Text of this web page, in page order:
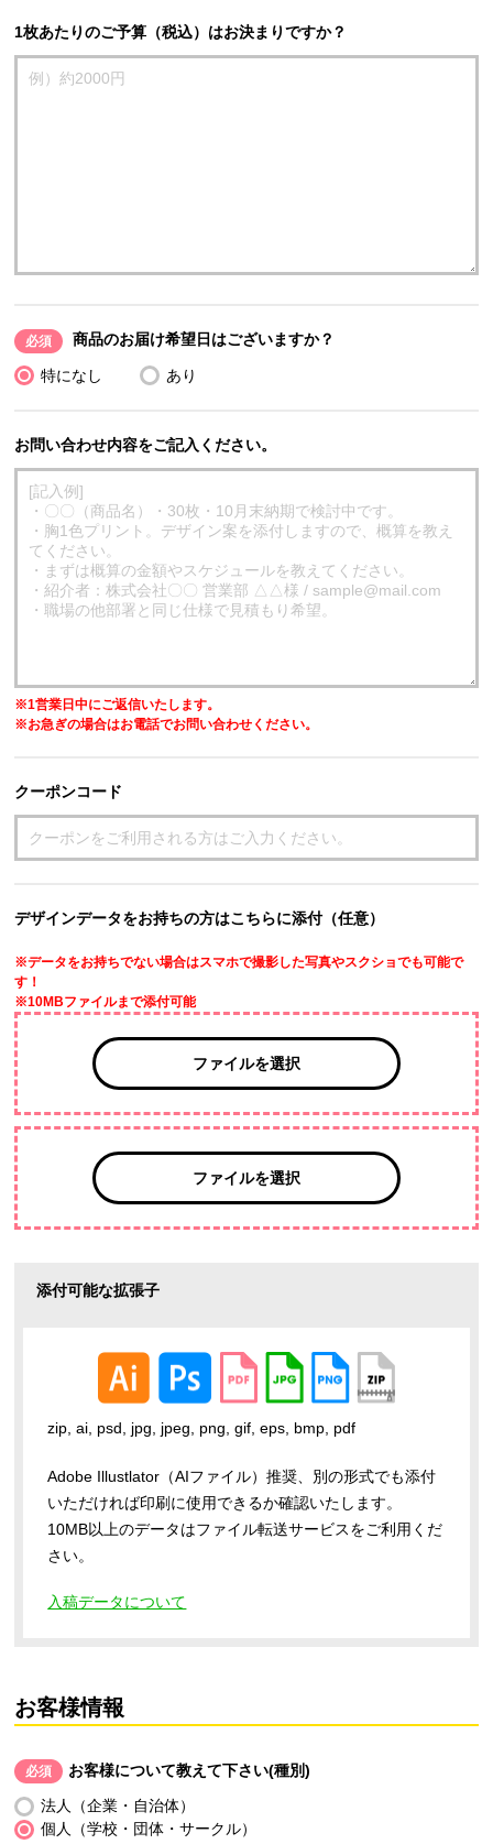
1枚あたりのご予算（税込）はお決まりですか？
必須 商品のお届け希望日はございますか？
特になし あり
お問い合わせ内容をご記入ください。
※1営業日中にご返信いたします。
※お急ぎの場合はお電話でお問い合わせください。
クーポンコード
デザインデータをお持ちの方はこちらに添付（任意）
※データをお持ちでない場合はスマホで撮影した写真やスクショでも可能で
す！
※10MBファイルまで添付可能
ファイルを選択
ファイルを選択
添付可能な拡張子
zip, ai, psd, jpg, jpeg, png, gif, eps, bmp, pdf
Adobe Illustlator（AIファイル）推奨、別の形式でも添付
いただければ印刷に使用できるか確認いたします。
10MB以上のデータはファイル転送サービスをご利用くだ
さい。
入稿データについて
お客様情報
必須 お客様について教えて下さい(種別)
法人（企業・自治体）
個人（学校・団体・サークル）